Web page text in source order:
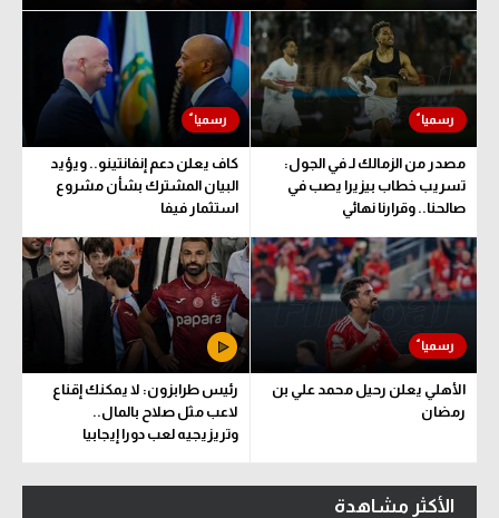
مصدر من الزمالك لـ في الجول:
تسريب خطاب بيزيرا يصب في
صالحنا.. وقرارنا نهائي
كاف يعلن دعم إنفانتينو.. ويؤيد
البيان المشترك بشأن مشروع
استثمار فيفا
الأهلي يعلن رحيل محمد علي بن
رمضان
رئيس طرابزون: لا يمكنك إقناع
لاعب مثل صلاح بالمال..
وتريزيجيه لعب دورا إيجابيا
الأكثر مشاهدة